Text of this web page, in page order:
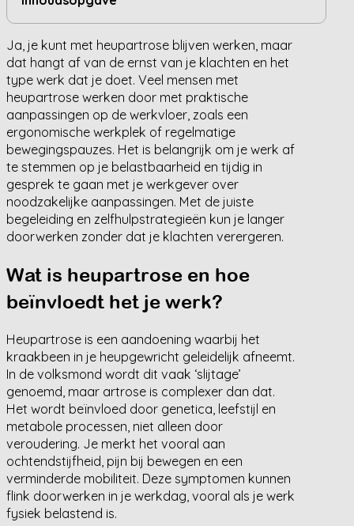
Ja, je kunt met heupartrose blijven werken, maar
dat hangt af van de ernst van je klachten en het
type werk dat je doet. Veel mensen met
heupartrose werken door met praktische
aanpassingen op de werkvloer, zoals een
ergonomische werkplek of regelmatige
bewegingspauzes. Het is belangrijk om je werk af
te stemmen op je belastbaarheid en tijdig in
gesprek te gaan met je werkgever over
noodzakelijke aanpassingen. Met de juiste
begeleiding en zelfhulpstrategieën kun je langer
doorwerken zonder dat je klachten verergeren.
Wat is heupartrose en hoe
beïnvloedt het je werk?
Heupartrose is een aandoening waarbij het
kraakbeen in je heupgewricht geleidelijk afneemt.
In de volksmond wordt dit vaak ‘slijtage’
genoemd, maar artrose is complexer dan dat.
Het wordt beïnvloed door genetica, leefstijl en
metabole processen, niet alleen door
veroudering. Je merkt het vooral aan
ochtendstijfheid, pijn bij bewegen en een
verminderde mobiliteit. Deze symptomen kunnen
flink doorwerken in je werkdag, vooral als je werk
fysiek belastend is.